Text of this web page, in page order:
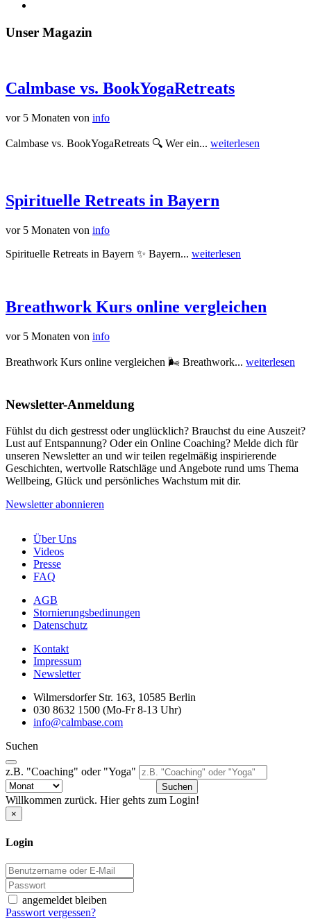
Unser Magazin
Calmbase vs. BookYogaRetreats
vor 5 Monaten von info
Calmbase vs. BookYogaRetreats 🔍 Wer ein... weiterlesen
Spirituelle Retreats in Bayern
vor 5 Monaten von info
Spirituelle Retreats in Bayern ✨ Bayern... weiterlesen
Breathwork Kurs online vergleichen
vor 5 Monaten von info
Breathwork Kurs online vergleichen 🌬️ Breathwork... weiterlesen
Newsletter-Anmeldung
Fühlst du dich gestresst oder unglücklich? Brauchst du eine Auszeit?
Lust auf Entspannung? Oder ein Online Coaching? Melde dich für
unseren Newsletter an und wir teilen regelmäßig inspirierende
Geschichten, wertvolle Ratschläge und Angebote rund ums Thema
Wellbeing, Glück und persönliches Wachstum mit dir.
Newsletter abonnieren
Über Uns
Videos
Presse
FAQ
AGB
Stornierungsbedinungen
Datenschutz
Kontakt
Impressum
Newsletter
Wilmersdorfer Str. 163, 10585 Berlin
030 8632 1500 (Mo-Fr 8-13 Uhr)
info@calmbase.com
Suchen
z.B. "Coaching" oder "Yoga"
Suchen
Willkommen zurück. Hier gehts zum Login!
×
Login
angemeldet bleiben
Passwort vergessen?